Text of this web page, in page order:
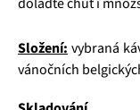
Složení: vybraná
vánočních